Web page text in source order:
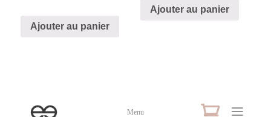
Ajouter au panier
Ajouter au panier
Menu